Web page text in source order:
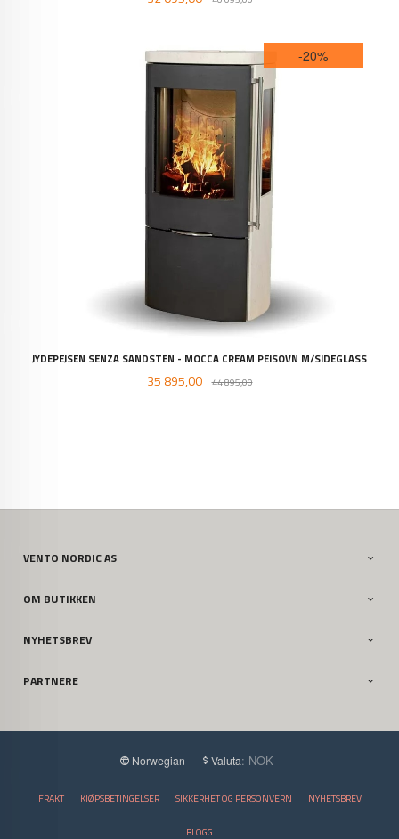
JYDEPEJSEN SENZA SANDSTEN - MOCCA CREAM PEISOVN M/SIDEGLASS
Tilbud
35 895,00 44 895,00Rabatt
-20%
VENTO NORDIC AS
OM BUTIKKEN
NYHETSBREV
PARTNERE
Norwegian Valuta: NOK
FRAKT KJØPSBETINGELSER SIKKERHET OG PERSONVERN NYHETSBREV
BLOGG